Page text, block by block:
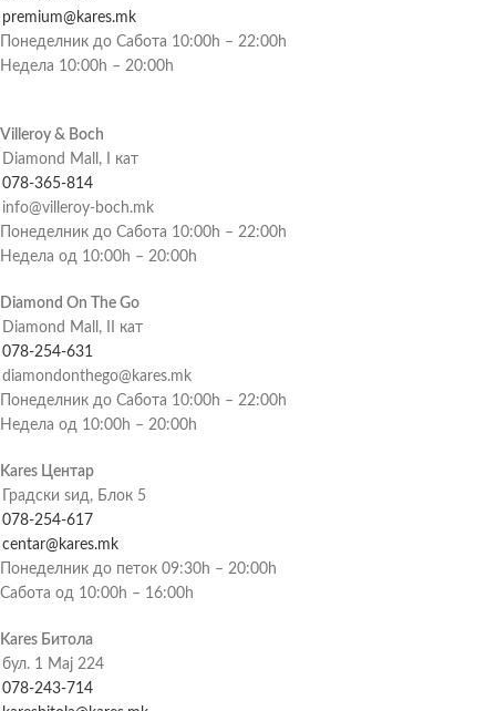
premium@kares.mk
Понеделник до Сабота 10:00h – 22:00h
Недела 10:00h – 20:00h
Villeroy & Boch
Diamond Mall, I кат
078-365-814
info@villeroy-boch.mk
Понеделник до Сабота 10:00h – 22:00h
Недела од 10:00h – 20:00h
Diamond On The Go
Diamond Mall, II кат
078-254-631
diamondonthego@kares.mk
Понеделник до Сабота 10:00h – 22:00h
Недела од 10:00h – 20:00h
Kares Центар
Градски ѕид, Блок 5
078-254-617
centar@kares.mk
Понеделник до петок 09:30h – 20:00h
Сабота од 10:00h – 16:00h
Kares Битола
бул. 1 Мај 224
078-243-714